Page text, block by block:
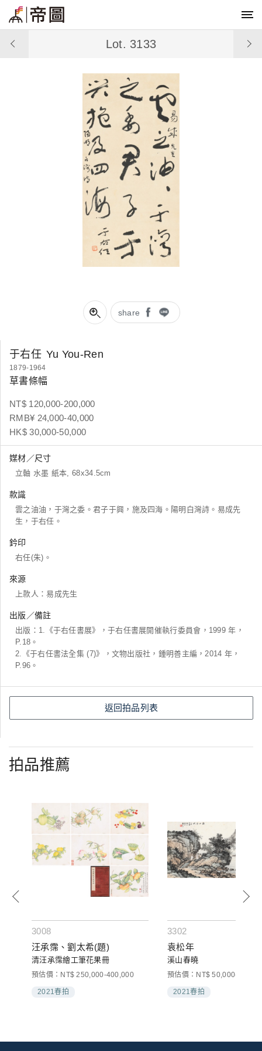
share
Lot. 3133
于右任 Yu You-Ren
1879-1964
草書條幅
NT$ 120,000-200,000
RMB¥ 24,000-40,000
HK$ 30,000-50,000
媒材／尺寸
立軸 水墨 紙本, 68x34.5cm
款識
雲之油油，于灣之委。君子于興，施及四海。陽明白灣詩。易成先
生，于右任。
鈐印
右任(朱)。
來源
上款人：易成先生
出版／備註
出版：1.《于右任書展》，于右任書展開催執行委員會，1999 年，
P.18。
2.《于右任書法全集 (7)》，文物出版社，鍾明善主編，2014 年，
P.96。
返回拍品列表
拍品推薦
3008
汪承霈、劉太希(題)
清汪承霈繪工筆花果冊
預估價：NT$ 250,000-400,000
2021春拍
3302
袁松年
溪山春曉
預估價：NT$ 50,000-80,000
2021春拍